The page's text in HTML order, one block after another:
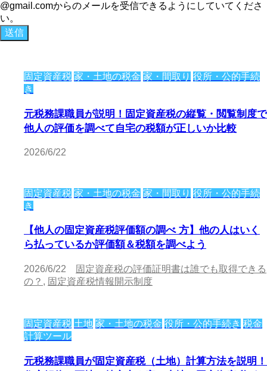
@gmail.comからのメールを受信できるようにしていてくださ
い。
固定資産税 家・土地の税金 家・間取り 役所・公的手続
き
元税務課職員が説明！固定資産税の縦覧・閲覧制度で
他人の評価を調べて自宅の税額が正しいか比較
2026/6/22
固定資産税 家・土地の税金 家・間取り 役所・公的手続
き
【他人の固定資産税評価額の調べ 方】他の人はいく
ら払っているか評価額＆税額を調べよう
2026/6/22
固定資産税の評価証明書は誰でも取得できる
の？ , 固定資産税情報開示制度
固定資産税 土地 家・土地の税金 役所・公的手続き 税金
計算ツール
元税務課職員が固定資産税（土地）計算方法を説明！